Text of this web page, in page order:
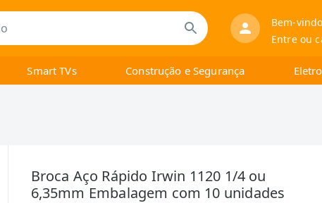
Bem-
Entre ou
Smart TVs Construção e Segurança
Broca Aço Rápido Irwin 1120 1/4 ou
6,35mm Embalagem com 10 unidades